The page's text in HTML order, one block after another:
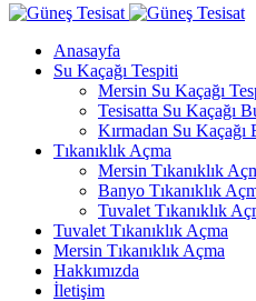
Anasayfa
Su Kaçağı Tespiti
Mersin Su Kaçağı
Tesisatta Su Kaçağı
Kırmadan Su Kaçağı
Tıkanıklık Açma
Mersin Tıkanıklık
Banyo Tıkanıklık
Tuvalet Tıkanıklık
Tuvalet Tıkanıklık Açma
Mersin Tıkanıklık Açma
Hakkımızda
İletişim